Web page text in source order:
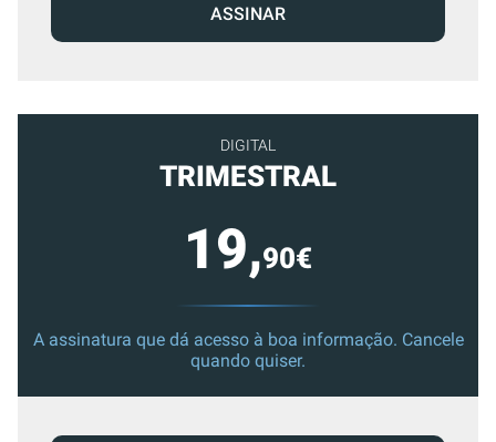
ASSINAR
DIGITAL
TRIMESTRAL
19,90€
A assinatura que dá acesso à boa informação. Cancele
quando quiser.